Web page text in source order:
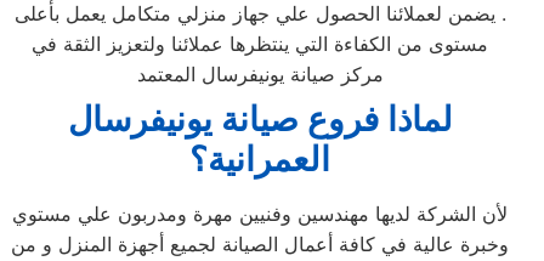
. يضمن لعملائنا الحصول علي جهاز منزلي متكامل يعمل بأعلى
مستوى من الكفاءة التي ينتظرها عملائنا ولتعزيز الثقة في
مركز صيانة يونيفرسال المعتمد
لماذا فروع صيانة يونيفرسال
العمرانية؟
لأن الشركة لديها مهندسين وفنيين مهرة ومدربون علي مستوي
وخبرة عالية في كافة أعمال الصيانة لجميع أجهزة المنزل و من